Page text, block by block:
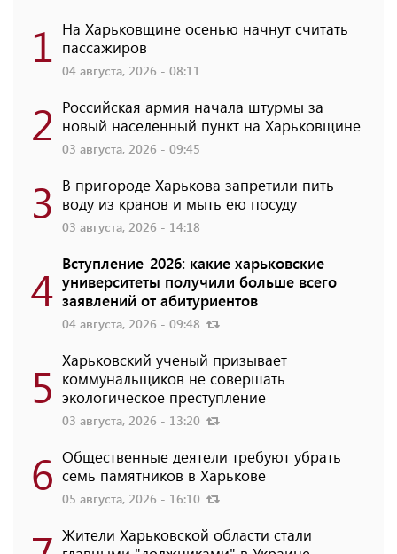
1 На Харьковщине осенью начнут считать
пассажиров
04 августа, 2026 - 08:11
2 Российская армия начала штурмы за
новый населенный пункт на Харьковщине
03 августа, 2026 - 09:45
3 В пригороде Харькова запретили пить
воду из кранов и мыть ею посуду
03 августа, 2026 - 14:18
4 Вступление-2026: какие харьковские
университеты получили больше всего
заявлений от абитуриентов
04 августа, 2026 - 09:48
5 Харьковский ученый призывает
коммунальщиков не совершать
экологическое преступление
03 августа, 2026 - 13:20
6 Общественные деятели требуют убрать
семь памятников в Харькове
05 августа, 2026 - 16:10
Жители Харьковской области стали